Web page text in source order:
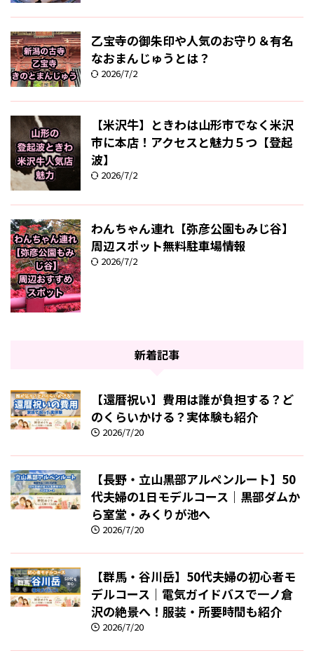
乙宝寺の御朱印や人気のお守り＆有名
なおまんじゅうとは？
2026/7/2
【米沢牛】ときわは山形市でなく米沢
市に本店！アクセスと魅力５つ【登起
波】
2026/7/2
わんちゃん連れ【弥彦公園もみじ谷】
周辺スポット無料駐車場情報
2026/7/2
新着記事
【還暦祝い】費用は誰が負担する？ど
のくらいかける？実体験も紹介
2026/7/20
【長野・立山黒部アルペンルート】50
代夫婦の1日モデルコース｜黒部ダムか
ら室堂・みくりが池へ
2026/7/20
【群馬・谷川岳】50代夫婦の初心者モ
デルコース｜電気ガイドバスで一ノ倉
沢の絶景へ！服装・所要時間も紹介
2026/7/20